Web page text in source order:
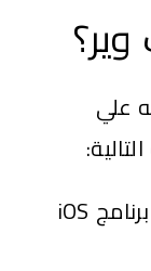
علي
قم بالضغط على “ملف تعريف برنامج iOS